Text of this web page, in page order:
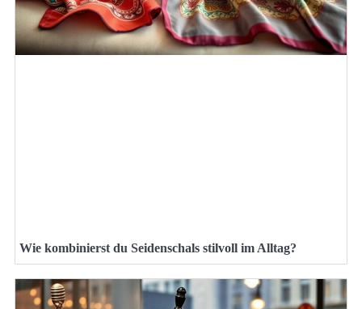
Wie kombinierst du Seidenschals stilvoll im Alltag?